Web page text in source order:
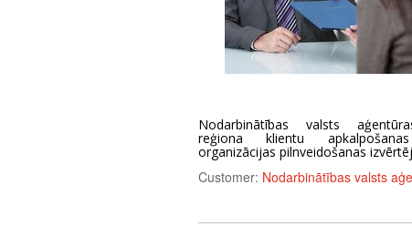
Nodarbinātības valsts
reģiona klientu
organizācijas pilnveidošanas
Customer: Nodarbinātības valsts